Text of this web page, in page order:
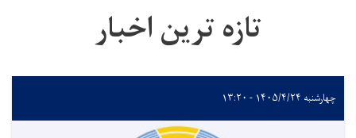
تازه ترین اخبار
چهارشنبه ۱۴۰۵/۴/۲۴ - ۱۳:۲۰